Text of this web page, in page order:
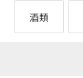
酒類